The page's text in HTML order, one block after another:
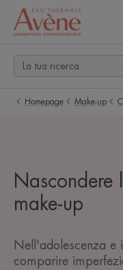
Homepage Make-up
Nascondere
make-up
Nell'adolescenza e
comparire